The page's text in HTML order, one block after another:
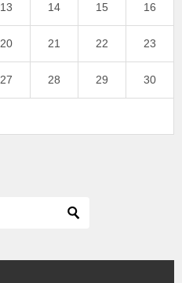
13 14 15 16
20 21 22 23
27 28 29 30